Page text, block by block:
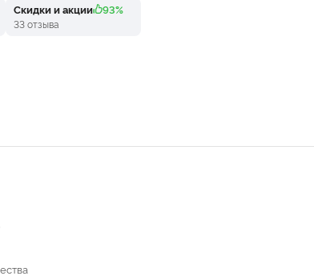
Скидки и акции 93%
33 отзыва